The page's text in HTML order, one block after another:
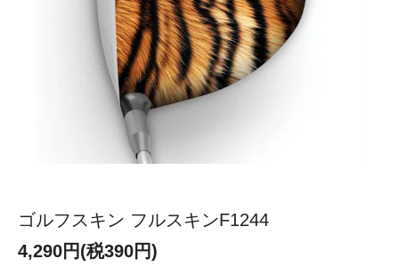
ゴルフスキン フルスキンF1244
4,290円(税390円)